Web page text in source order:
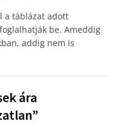
a táblázat adott
be. Ameddig
addig nem is
ára